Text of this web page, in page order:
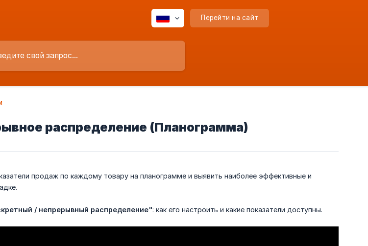
Перейти на сайт
распределение (Планограмма)
продаж по каждому товару на планограмме и выявить наиболее эффективные и
/ непрерывный распределение": как его настроить и какие показатели доступны.